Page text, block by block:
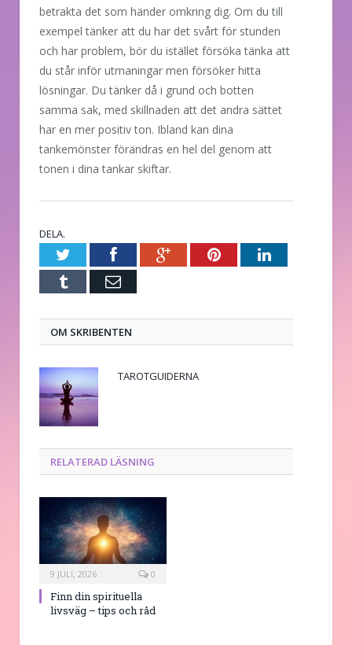
betrakta det som händer omkring dig. Om du till
exempel tänker att du har det svårt för stunden
och har problem, bör du istället försöka tänka att
du står inför utmaningar men försöker hitta
lösningar. Du tänker då i grund och botten
samma sak, med skillnaden att det andra sättet
har en mer positiv ton. Ibland kan dina
tankemönster förändras en hel del genom att
tonen i dina tankar skiftar.
DELA.
TwitterFacebookGoogle+PinterestLinkedIn
Tumblr E-
OM SKRIBENTEN
TAROTGUIDERNA
RELATERAD LÄSNING
9 JULI, 2026 0
Finn din spirituella
livsväg – tips och råd